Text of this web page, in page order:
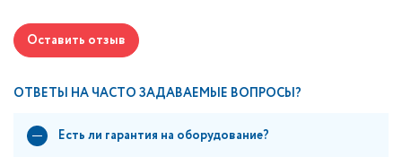
Оставить отзыв
ОТВЕТЫ НА ЧАСТО ЗАДАВАЕМЫЕ ВОПРОСЫ?
Есть ли гарантия на оборудование?